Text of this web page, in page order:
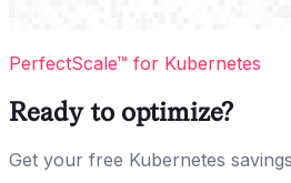
PerfectScale™ for Kubernetes
Ready to optimize?
Get your free Kubernetes